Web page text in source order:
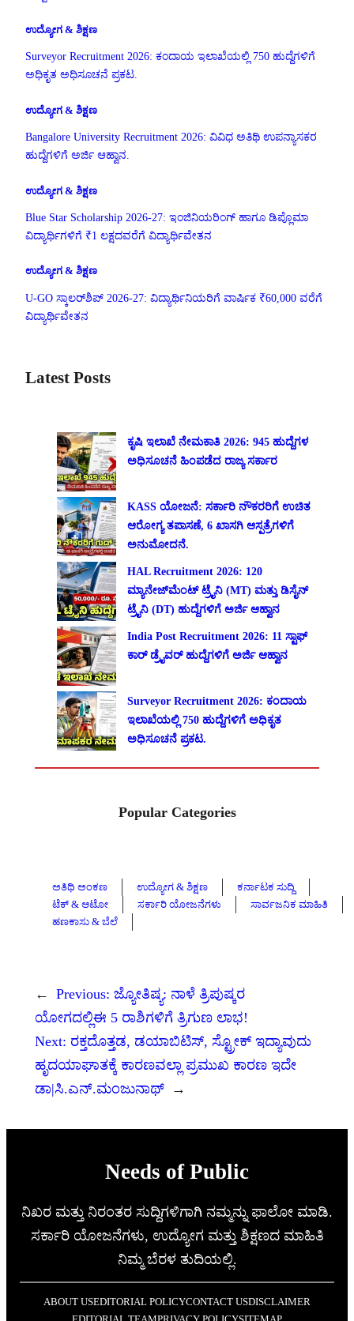
ಉದ್ಯೋಗ & ಶಿಕ್ಷಣ
Surveyor Recruitment 2026: ಕಂದಾಯ ಇಲಾಖೆಯಲ್ಲಿ 750 ಹುದ್ದೆಗಳಿಗೆ
ಅಧಿಕೃತ ಅಧಿಸೂಚನೆ ಪ್ರಕಟ.
ಉದ್ಯೋಗ & ಶಿಕ್ಷಣ
Bangalore University Recruitment 2026: ವಿವಿಧ ಅತಿಥಿ ಉಪನ್ಯಾಸಕರ
ಹುದ್ದೆಗಳಿಗೆ ಅರ್ಜಿ ಆಹ್ವಾನ.
ಉದ್ಯೋಗ & ಶಿಕ್ಷಣ
Blue Star Scholarship 2026-27: ಇಂಜಿನಿಯರಿಂಗ್ ಹಾಗೂ ಡಿಪ್ಲೊಮಾ
ವಿದ್ಯಾರ್ಥಿಗಳಿಗೆ ₹1 ಲಕ್ಷದವರೆಗೆ ವಿದ್ಯಾರ್ಥಿವೇತನ
ಉದ್ಯೋಗ & ಶಿಕ್ಷಣ
U-GO ಸ್ಕಾಲರ್‌ಶಿಪ್ 2026-27: ವಿದ್ಯಾರ್ಥಿನಿಯರಿಗೆ ವಾರ್ಷಿಕ ₹60,000 ವರೆಗೆ
ವಿದ್ಯಾರ್ಥಿವೇತನ
Latest Posts
ಕೃಷಿ ಇಲಾಖೆ ನೇಮಕಾತಿ 2026: 945 ಹುದ್ದೆಗಳ
ಅಧಿಸೂಚನೆ ಹಿಂಪಡೆದ ರಾಜ್ಯ ಸರ್ಕಾರ
KASS ಯೋಜನೆ: ಸರ್ಕಾರಿ ನೌಕರರಿಗೆ ಉಚಿತ
ಆರೋಗ್ಯ ತಪಾಸಣೆ, 6 ಖಾಸಗಿ ಆಸ್ಪತ್ರೆಗಳಿಗೆ
ಅನುಮೋದನೆ.
HAL Recruitment 2026: 120
ಮ್ಯಾನೇಜ್‌ಮೆಂಟ್ ಟ್ರೈನಿ (MT) ಮತ್ತು ಡಿಸೈನ್
ಟ್ರೈನಿ (DT) ಹುದ್ದೆಗಳಿಗೆ ಅರ್ಜಿ ಆಹ್ವಾನ
India Post Recruitment 2026: 11 ಸ್ಟಾಫ್
ಕಾರ್ ಡ್ರೈವರ್ ಹುದ್ದೆಗಳಿಗೆ ಅರ್ಜಿ ಆಹ್ವಾನ
Surveyor Recruitment 2026: ಕಂದಾಯ
ಇಲಾಖೆಯಲ್ಲಿ 750 ಹುದ್ದೆಗಳಿಗೆ ಅಧಿಕೃತ
ಅಧಿಸೂಚನೆ ಪ್ರಕಟ.
Popular Categories
ಅತಿಥಿ ಅಂಕಣ ಉದ್ಯೋಗ & ಶಿಕ್ಷಣ
ಕರ್ನಾಟಕ ಸುದ್ದಿ
ಟೆಕ್ & ಆಟೋ
ಸರ್ಕಾರಿ ಯೋಜನೆಗಳು
ಸಾರ್ವಜನಿಕ ಮಾಹಿತಿ
ಹಣಕಾಸು & ಬೆಲೆ
← Previous: ಜ್ಯೋತಿಷ್ಯ: ನಾಳೆ ತ್ರಿಪುಷ್ಕರ
ಯೋಗದಲ್ಲಿಈ 5 ರಾಶಿಗಳಿಗೆ ತ್ರಿಗುಣ ಲಾಭ!
Next: ರಕ್ತದೊತ್ತಡ, ಡಯಾಬಿಟಿಸ್, ಸ್ಟ್ರೋಕ್ ಇದ್ಯಾವುದು
ಹೃದಯಾಘಾತಕ್ಕೆ ಕಾರಣವಲ್ಲಾ ಪ್ರಮುಖ ಕಾರಣ ಇದೇ
ಡಾ|ಸಿ.ಎನ್‌.ಮಂಜುನಾಥ್ →
Needs of Public
ನಿಖರ ಮತ್ತು ನಿರಂತರ ಸುದ್ದಿಗಳಿಗಾಗಿ ನಮ್ಮನ್ನು ಫಾಲೋ ಮಾಡಿ.
ಸರ್ಕಾರಿ ಯೋಜನೆಗಳು, ಉದ್ಯೋಗ ಮತ್ತು ಶಿಕ್ಷಣದ ಮಾಹಿತಿ
ನಿಮ್ಮ ಬೆರಳ ತುದಿಯಲ್ಲಿ.
ABOUT USEDITORIAL POLICYCONTACT USDISCLAIMER